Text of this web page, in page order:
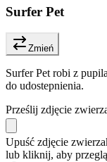
Surfer Pet
Zmień
Surfer Pet robi z
do udostepnienia.
Prześlij zdjęcie
Upuść zdjęcie
lub kliknij, aby